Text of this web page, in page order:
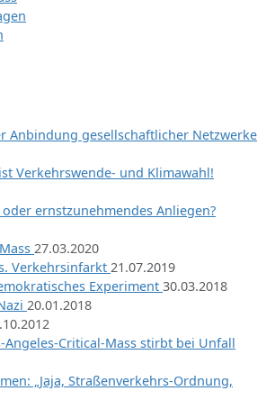
Anbindung gesellschaftlicher Netzwerke
Verkehrswende- und Klimawahl!
ernstzunehmendes Anliegen?
27.03.2020
Verkehrsinfarkt 21.07.2019
Experiment 30.03.2018
20.01.2018
Angeles-Critical-Mass stirbt bei Unfall
„Jaja, Straßenverkehrs-Ordnung,